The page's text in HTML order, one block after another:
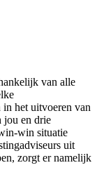
van alle
in het uitvoeren van
jou en drie
win situatie
uit
zorgt er namelijk